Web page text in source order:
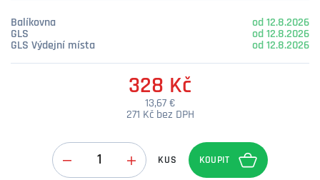
Balíkovna
od 12.8.2026
GLS
od 12.8.2026
GLS Výdejní místa
od 12.8.2026
328 Kč
13,67 €
271 Kč bez DPH
KUS